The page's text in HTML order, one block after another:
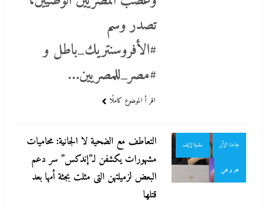
تصدر وسم
#الأفروسنتريك_باطل و
#مصر_للمصريين…
اقر أ الموضوع كاملًا
جاءنا الآن نشرة لايف
هو و هي
التعاطف مع الضحية لا الجانية: محاميات
مشهورات يكشفن لـ”إندكس” سر دعم
البعض لزميلتهن التى مثلت بجثة أمها بعد
قتلها